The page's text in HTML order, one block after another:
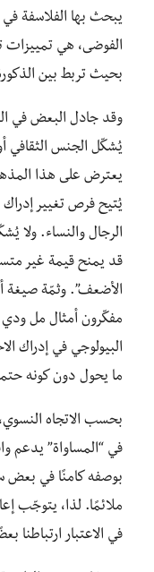
يبحث بها الفلاسفة في
الفوضى، هي تمييزات
بحيث تربط بين
وقد جادل البعض في
يُشكّل الجنس الثقافي
يعترض على هذا
يُتيح فرص تغيير إدراك
الرجال والنساء. ولا
قد يمنح قيمة غير
الأضعف”. وثمّة صيغة
مفكّرون أمثال مل ودي
البيولوجي في إدراك
ما يحول دون كونه
بحسب الاتجاه
في “المساواة” يدعم
بوصفه كامنًا في بعض
ملائمًا. لذا، يتوجّب
في الاعتبار ارتباطنا